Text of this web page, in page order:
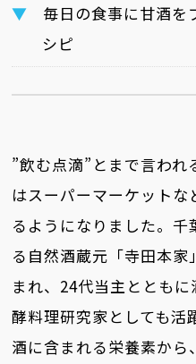
毎日の食事に甘酒を
シピ
”飲む点滴”とまで言わ
はスーパーマーケット
るようになりました。
る自然酒蔵元「寺田本
まれ、24代当主ととも
酵料理研究家としても活
酒に含まれる栄養素か